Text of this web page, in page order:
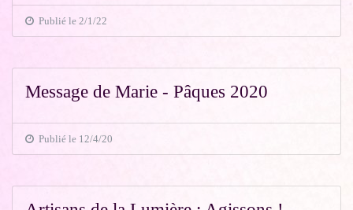
Publié le 2/1/22
Message de Marie - Pâques 2020
Publié le 12/4/20